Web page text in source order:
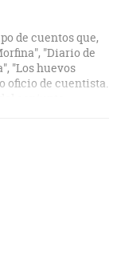
de cuentos que,
"Diario de
"Los huevos
oficio de cuentista.
conjunto.